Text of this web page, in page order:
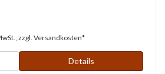
zzgl. Versandkosten*
Details